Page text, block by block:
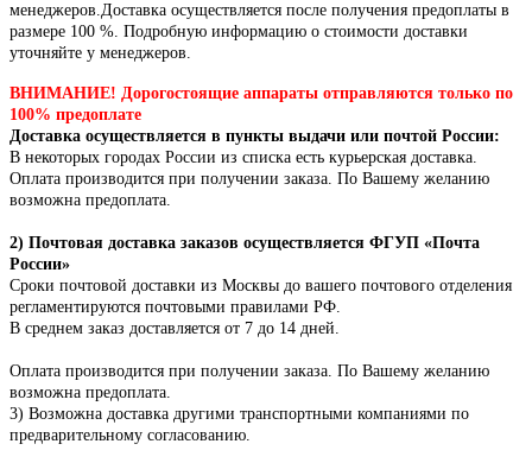
менеджеров.Доставка осуществляется после получения предоплаты в
размере 100 %. Подробную информацию о стоимости доставки
уточняйте у менеджеров.
ВНИМАНИЕ! Дорогостоящие аппараты отправляются только по
100% предоплате
Доставка осуществляется в пункты выдачи или почтой России:
В некоторых городах России из списка есть курьерская доставка.
Оплата производится при получении заказа. По Вашему желанию
возможна предоплата.
2) Почтовая доставка заказов осуществляется ФГУП «Почта
России»
Сроки почтовой доставки из Москвы до вашего почтового отделения
регламентируются почтовыми правилами РФ.
В среднем заказ доставляется от 7 до 14 дней.
Оплата производится при получении заказа. По Вашему желанию
возможна предоплата.
3) Возможна доставка другими транспортными компаниями по
предварительному согласованию.